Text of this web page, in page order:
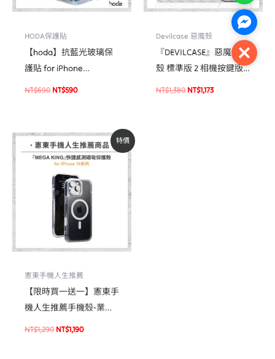
HODA保護貼
【hoda】抗藍光玻璃保
護貼 for iPhone
16e/14/13/13 Pro 系列(附
NT$690 NT$590
Devilcase 惡魔殼
『DEVILCASE』惡魔防摔
殼 標準版 2 相機按鍵版
For iPhone 16 Pro/16 Pro
NT$1,380 NT$1,173
特價
憲東手機人生推薦
【限時買一送一】憲東手
機人生推薦手機殼-業界
首款支援快捷感測軍規殼
NT$1,290
原
始
價
格：
NT$1,290。
NT$1,190
目
前
價
格：
Close